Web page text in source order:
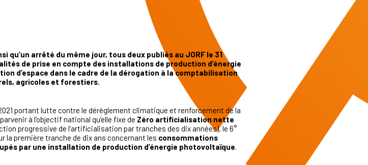
qu’un arrêté du même jour, tous deux publiés au JORF le 31
de prise en compte des installations de production d’énergie
d’espace dans le cadre de la dérogation à la comptabilisation
agricoles et forestiers.
2021 portant lutte contre le dérèglement climatique et renforcement de la
à l’objectif national qu’elle fixe de Zéro artificialisation nette
progressive de l’artificialisation par tranches des dix années), le 6°
la première tranche de dix ans concernant les consommations
par une installation de production d’énergie photovoltaïque.